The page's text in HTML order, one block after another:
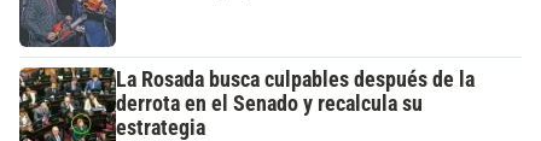
La Rosada busca culpables después de la
derrota en el Senado y recalcula su
estrategia